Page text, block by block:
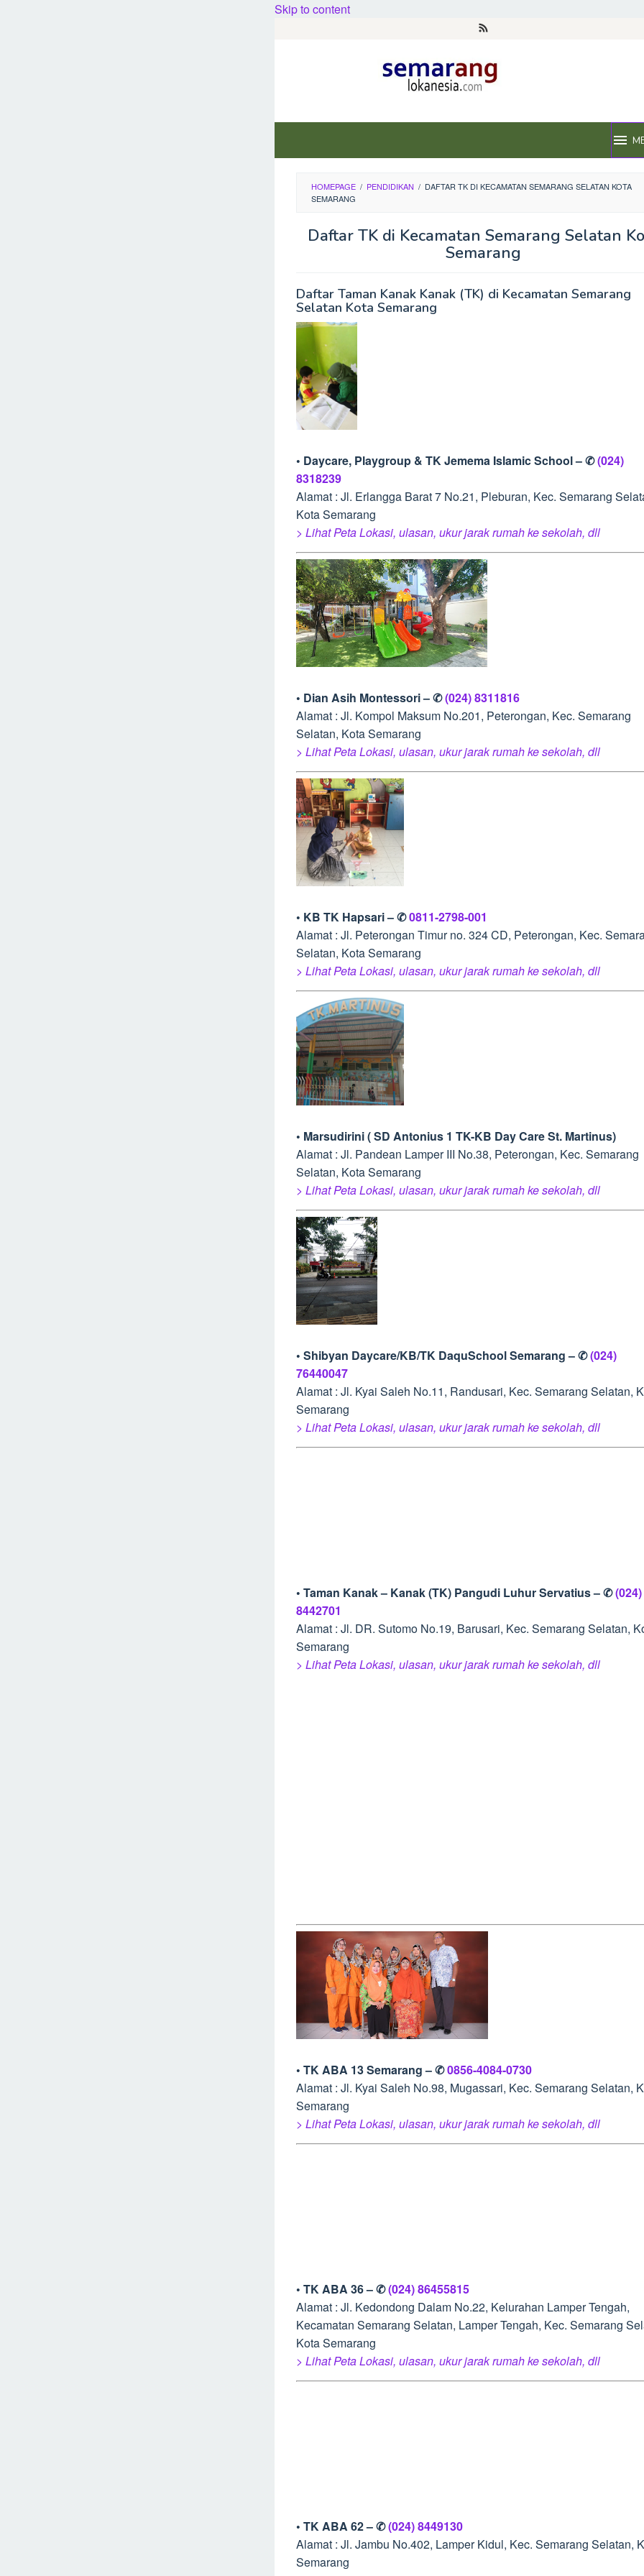
Skip to content
HOMEPAGE / PENDIDIKAN / DAFTAR TK DI KECAMATAN SEMARANG SELATAN KOTA
SEMARANG
Daftar TK di Kecamatan Semarang Selatan
Semarang
Daftar Taman Kanak Kanak (TK) di Kecamatan Semarang
Selatan Kota Semarang
• Daycare, Playgroup & TK Jemema Islamic School – ✆(024)
8318239
Alamat : Jl. Erlangga Barat 7 No.21, Pleburan, Kec. Semarang
Kota Semarang
> Lihat Peta Lokasi, ulasan, ukur jarak rumah ke sekolah, dll
• Dian Asih Montessori – ✆(024) 8311816
Alamat : Jl. Kompol Maksum No.201, Peterongan, Kec. Semarang
Selatan, Kota Semarang
> Lihat Peta Lokasi, ulasan, ukur jarak rumah ke sekolah, dll
• KB TK Hapsari – ✆0811-2798-001
Alamat : Jl. Peterongan Timur no. 324 CD, Peterongan, Kec.
Selatan, Kota Semarang
> Lihat Peta Lokasi, ulasan, ukur jarak rumah ke sekolah, dll
• Marsudirini ( SD Antonius 1 TK-KB Day Care St. Martinus)
Alamat : Jl. Pandean Lamper III No.38, Peterongan, Kec. Semarang
Selatan, Kota Semarang
> Lihat Peta Lokasi, ulasan, ukur jarak rumah ke sekolah, dll
• Shibyan Daycare/KB/TK DaquSchool Semarang – ✆(024)
76440047
Alamat : Jl. Kyai Saleh No.11, Randusari, Kec. Semarang Selatan,
Semarang
> Lihat Peta Lokasi, ulasan, ukur jarak rumah ke sekolah, dll
• Taman Kanak – Kanak (TK) Pangudi Luhur Servatius – ✆(024)
8442701
Alamat : Jl. DR. Sutomo No.19, Barusari, Kec. Semarang Selatan,
Semarang
> Lihat Peta Lokasi, ulasan, ukur jarak rumah ke sekolah, dll
• TK ABA 13 Semarang – ✆0856-4084-0730
Alamat : Jl. Kyai Saleh No.98, Mugassari, Kec. Semarang Selatan,
Semarang
> Lihat Peta Lokasi, ulasan, ukur jarak rumah ke sekolah, dll
• TK ABA 36 – ✆(024) 86455815
Alamat : Jl. Kedondong Dalam No.22, Kelurahan Lamper Tengah,
Kecamatan Semarang Selatan, Lamper Tengah, Kec. Semarang
Kota Semarang
> Lihat Peta Lokasi, ulasan, ukur jarak rumah ke sekolah, dll
• TK ABA 62 – ✆(024) 8449130
Alamat : Jl. Jambu No.402, Lamper Kidul, Kec. Semarang Selatan,
Semarang